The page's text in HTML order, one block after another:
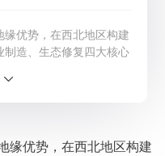
优势，在西北地区构建
造、生态修复四大核心
、能源化工：油气田全
缘优势，在西北地区构建